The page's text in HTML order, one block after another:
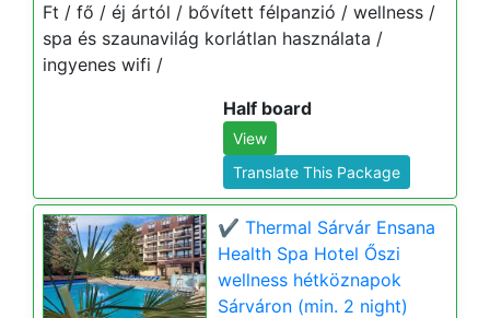
Ft / fő / éj ártól / bővített félpanzió / wellness /
spa és szaunavilág korlátlan használata /
ingyenes wifi /
Half board
View
Translate This Package
✔️ Thermal Sárvár Ensana
Health Spa Hotel Őszi
wellness hétköznapok
Sárváron (min. 2 night)